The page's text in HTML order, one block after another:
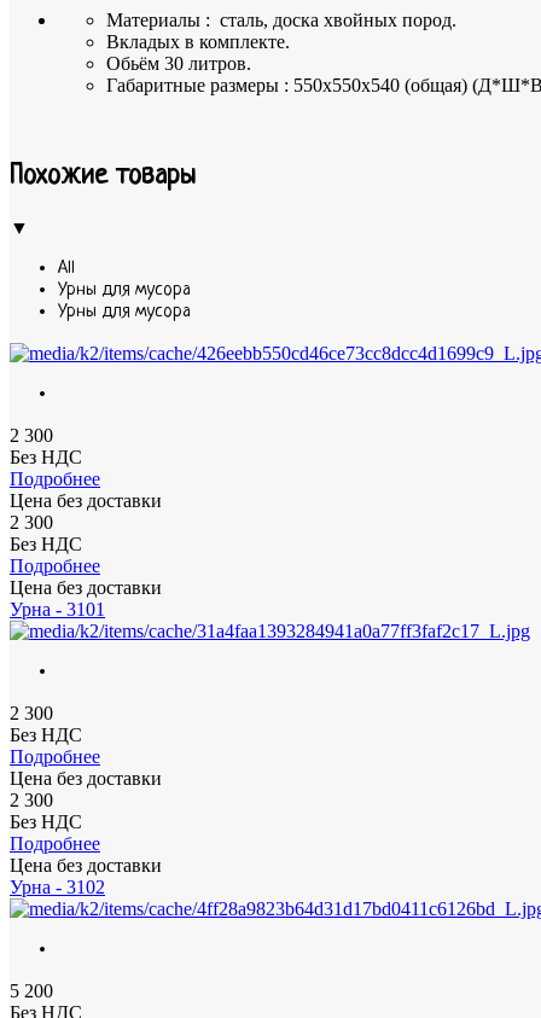
Материалы : сталь, доска хвойных пород.
Вкладых в комплекте.
Обьём 30 литров.
Габаритные размеры : 550х550х540 (общая)
Похожие товары
▼
All
Урны для мусора
Урны для мусора
2 300
Без НДС
Подробнее
Цена без доставки
2 300
Без НДС
Подробнее
Цена без доставки
Урна - 3101
2 300
Без НДС
Подробнее
Цена без доставки
2 300
Без НДС
Подробнее
Цена без доставки
Урна - 3102
5 200
Без НДС